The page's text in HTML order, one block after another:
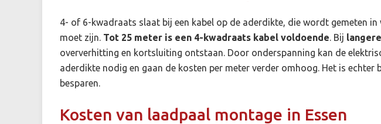
4- of 6-kwadraats slaat bij een kabel op de aderdikte, die wordt gemeten
moet zijn. Tot 25 meter is een 4-kwadraats kabel voldoende. Bij
oververhitting en kortsluiting ontstaan. Door onderspanning kan de
aderdikte nodig en gaan de kosten per meter verder omhoog. Het is
besparen.
Kosten van laadpaal montage in Essen